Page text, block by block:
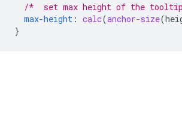
/*  set max height of the
max-height : calc(anchor-size(
}